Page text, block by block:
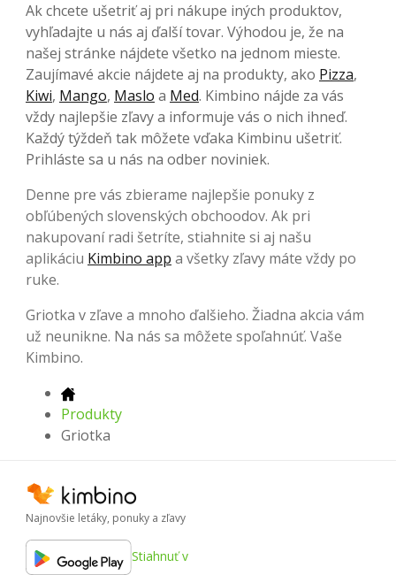
Ak chcete ušetriť aj pri nákupe iných produktov,
vyhľadajte u nás aj ďalší tovar. Výhodou je, že na
našej stránke nájdete všetko na jednom mieste.
Zaujímavé akcie nájdete aj na produkty, ako Pizza,
Kiwi, Mango, Maslo a Med. Kimbino nájde za vás
vždy najlepšie zľavy a informuje vás o nich ihneď.
Každý týždeň tak môžete vďaka Kimbinu ušetriť.
Prihláste sa u nás na odber noviniek.
Denne pre vás zbierame najlepšie ponuky z
obľúbených slovenských obchoodov. Ak pri
nakupovaní radi šetríte, stiahnite si aj našu
aplikáciu Kimbino app a všetky zľavy máte vždy po
ruke.
Griotka v zľave a mnoho ďalšieho. Žiadna akcia vám
už neunikne. Na nás sa môžete spoľahnúť. Vaše
Kimbino.
Produkty
Griotka
Najnovšie letáky, ponuky a zľavy
Stiahnuť v